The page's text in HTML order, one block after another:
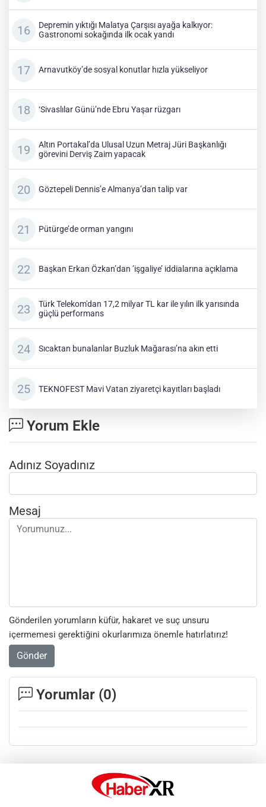
Depremin yıktığı Malatya Çarşısı ayağa kalkıyor:
Gastronomi sokağında ilk ocak yandı
Arnavutköy’de sosyal konutlar hızla yükseliyor
‘Sivaslılar Günü’nde Ebru Yaşar rüzgarı
Altın Portakal’da Ulusal Uzun Metraj Jüri Başkanlığı
görevini Derviş Zaim yapacak
Göztepeli Dennis’e Almanya’dan talip var
Pütürge’de orman yangını
Başkan Erkan Özkan’dan ’işgaliye’ iddialarına açıklama
Türk Telekom'dan 17,2 milyar TL kar ile yılın ilk yarısında
güçlü performans
Sıcaktan bunalanlar Buzluk Mağarası’na akın etti
TEKNOFEST Mavi Vatan ziyaretçi kayıtları başladı
Yorum Ekle
Adınız Soyadınız
Mesaj
Gönderilen yorumların küfür, hakaret ve suç unsuru
içermemesi gerektiğini okurlarımıza önemle hatırlatırız!
Gönder
Yorumlar (0)